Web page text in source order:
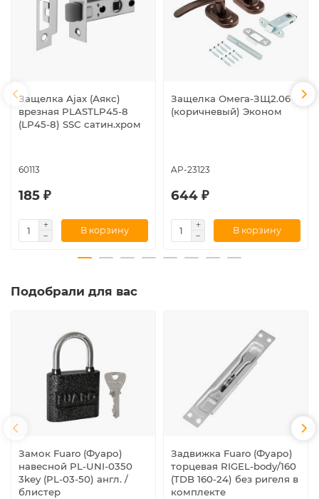
Защелка Ajax (Аякс)
врезная PLASTLP45-8
(LP45-8) SSC сатин.хром
60113
185 ₽
В корзину
Защелка Омега-ЗЩ2.06
(коричневый) Эконом
AP-23123
644 ₽
В корзину
Подобрали для вас
Замок Fuaro (Фуаро)
навесной PL-UNI-0350
3key (PL-03-50) англ. /
блистер
Задвижка Fuaro (Фуаро)
торцевая RIGEL-body/160
(TDB 160-24) без ригеля в
комплекте